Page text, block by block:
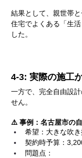
結果として、親世帯
住宅でよくある「生
した。
4-3: 実際の施工
一方で、完全自由設
せん。
⚠️ 事例：名古屋市の
希望：大きな吹
契約時予算：
問題点：